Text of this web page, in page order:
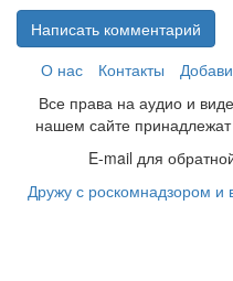
Написать комментарий
О нас
Контакты
Все права на аудио и
нашем сайте
E-mail для
Дружу с роскомнадзором